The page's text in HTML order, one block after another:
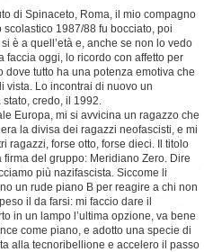
di Spinaceto, Roma, il mio compagno
scolastico 1987/88 fu bocciato, poi
è a quell’età e, anche se non lo vedo
faccia oggi, lo ricordo con affetto per
dove tutto ha una potenza emotiva che
vista. Lo incontrai di nuovo un
credo, il 1992.
Europa, mi si avvicina un ragazzo che
la divisa dei ragazzi neofascisti, e mi
ragazzi, forse otto, forse dieci. Il titolo
firma del gruppo: Meridiano Zero. Dire
più nazifascista. Siccome li
un rude piano B per reagire a chi non
il da farsi: mi faccio dare il
in un lampo l’ultima opzione, va bene
come piano, e adotto una specie di
alla tecnoribellione e accelero il passo